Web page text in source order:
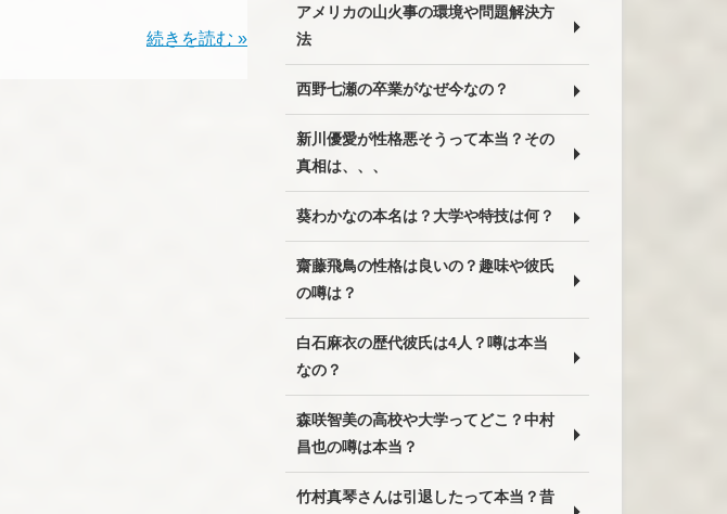
続きを読む »
アメリカの山火事の環境や問題解決方
法
西野七瀬の卒業がなぜ今なの？
新川優愛が性格悪そうって本当？その
真相は、、、
葵わかなの本名は？大学や特技は何？
齋藤飛鳥の性格は良いの？趣味や彼氏
の噂は？
白石麻衣の歴代彼氏は4人？噂は本当
なの？
森咲智美の高校や大学ってどこ？中村
昌也の噂は本当？
竹村真琴さんは引退したって本当？昔